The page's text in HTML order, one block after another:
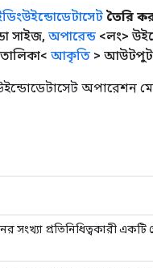
তৈরি
সাইজ, অপারেন্ড <লং>
তালিকা< আকৃতি > আউটপুট
অপারেশন
সংখ্যা প্রতিনিধিত্বকারী একটি